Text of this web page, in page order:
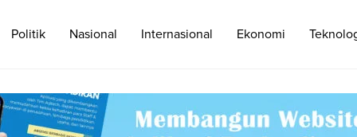
Politik Nasional Internasional Ekonomi